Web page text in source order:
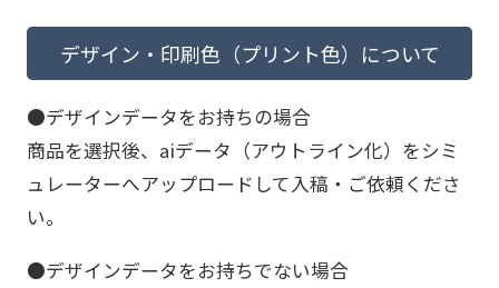
デザイン・印刷色（プリント色）について
●デザインデータをお持ちの場合
商品を選択後、aiデータ（アウトライン化）をシミ
ュレーターへアップロードして入稿・ご依頼くださ
い。
●デザインデータをお持ちでない場合